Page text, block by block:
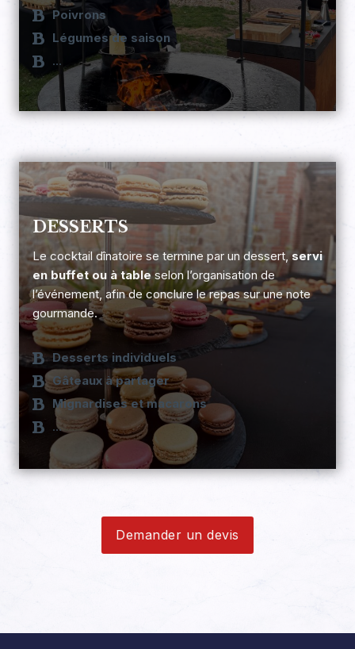
Poivrons
Légumes de saison
…
DESSERTS
Le cocktail dînatoire se termine par un dessert,servi
en buffet ou à table selon l’organisation de
l’événement, afin de conclure le repas sur une note
gourmande.
Desserts individuels
Gâteaux à partager
Mignardises et macarons
…
Demander un devis